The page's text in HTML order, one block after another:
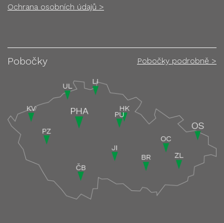
Ochrana osobních údajů >
Pobočky Pobočky podrobně >